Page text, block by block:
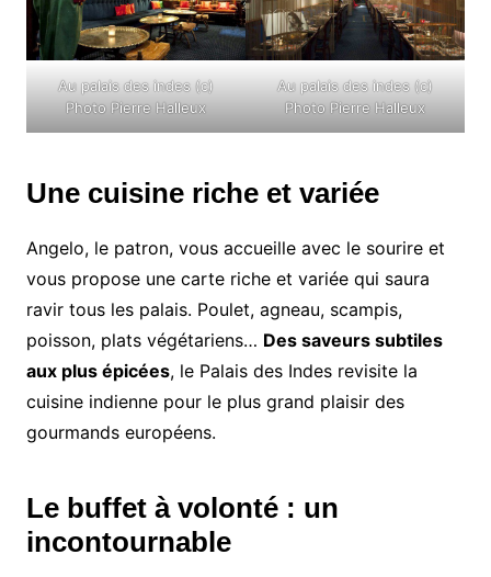
Au palais des indes (c)
Photo Pierre Halleux
Au palais des indes (c)
Photo Pierre Halleux
Une cuisine riche et variée
Angelo, le patron, vous accueille avec le sourire et
vous propose une carte riche et variée qui saura
ravir tous les palais. Poulet, agneau, scampis,
poisson, plats végétariens… Des saveurs subtiles
aux plus épicées, le Palais des Indes revisite la
cuisine indienne pour le plus grand plaisir des
gourmands européens.
Le buffet à volonté : un
incontournable